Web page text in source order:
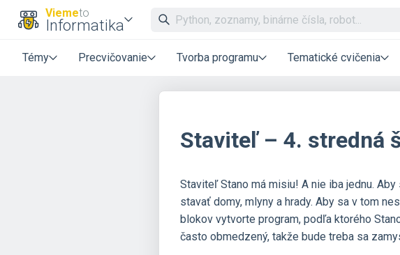
Viemeto
Informatika
Témy Precvičovanie Tvorba programu Tematické cvičenia
Staviteľ – 4. stredná
Staviteľ Stano má misiu! A nie iba jednu.
stavať domy, mlyny a hrady. Aby sa v tom
blokov vytvorte program, podľa ktorého
často obmedzený, takže bude treba sa